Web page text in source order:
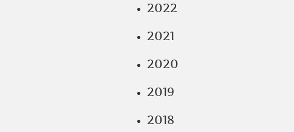
2022
2021
2020
2019
2018